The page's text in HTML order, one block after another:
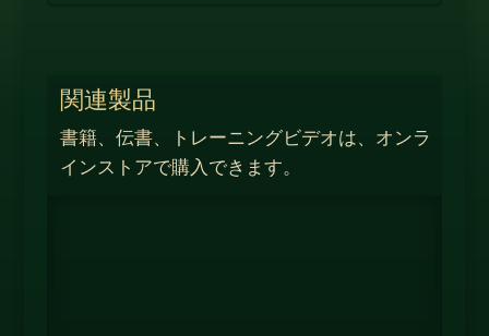
関連製品
書籍、伝書、トレーニングビデオは、オンラ
インストアで購入できます。